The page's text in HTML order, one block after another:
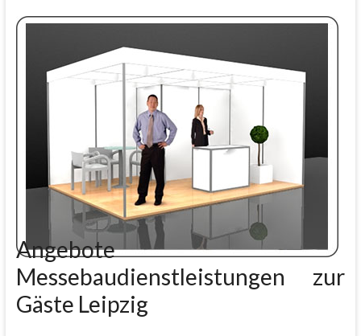
Angebote
Messebaudienstleistungen zur
Gäste Leipzig